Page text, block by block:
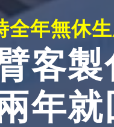
全年無休
客
年就